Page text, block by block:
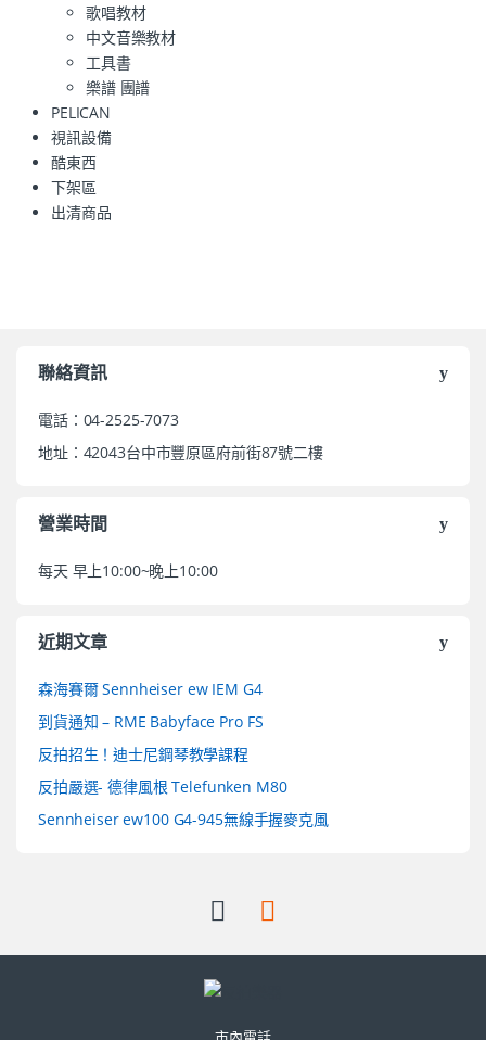
歌唱教材
中文音樂教材
工具書
樂譜 團譜
PELICAN
視訊設備
酷東西
下架區
出清商品
聯絡資訊
電話：04-2525-7073
地址：42043台中市豐原區府前街87號二樓
營業時間
每天 早上10:00~晚上10:00
近期文章
森海賽爾 Sennheiser ew IEM G4
到貨通知 – RME Babyface Pro FS
反拍招生！迪士尼鋼琴教學課程
反拍嚴選- 德律風根 Telefunken M80
Sennheiser ew100 G4-945無線手握麥克風